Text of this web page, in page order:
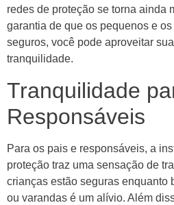
redes de proteção se torna ainda
garantia de que os pequenos e
seguros, você pode aproveitar
tranquilidade.
Tranquilidade
Responsáveis
Para os pais e responsáveis, a
proteção traz uma sensação de
crianças estão seguras enquanto
ou varandas é um alívio. Além